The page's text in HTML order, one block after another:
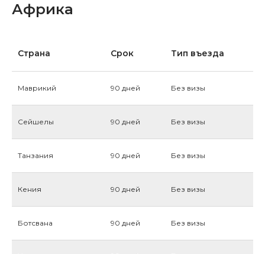
Африка
Страна Срок Тип въезда
Маврикий 90 дней Без визы
Сейшелы 90 дней Без визы
Танзания 90 дней Без визы
Кения 90 дней Без визы
Ботсвана 90 дней Без визы